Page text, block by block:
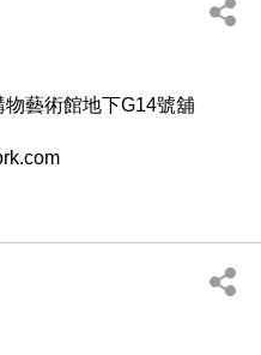
藝術館地下G14號舖